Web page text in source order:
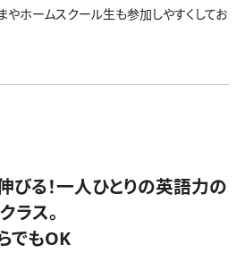
やホームスクール生も参加しやすくしてお
びる！一人ひとりの英語力の
ラス。
でもOK